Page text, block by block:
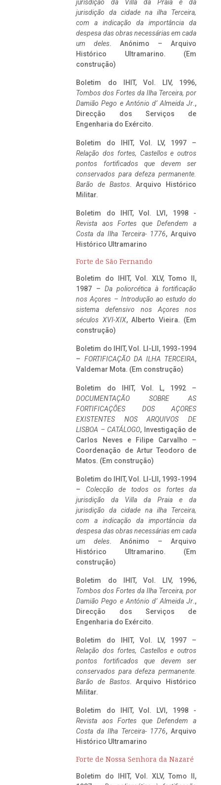
jurisdição da Villa da Praia e da
jurisdição da cidade na ilha Terceira,
com a indicação da importância da
despesa das obras necessárias em cada
um deles. Anónimo – Arquivo
Histórico Ultramarino. (Em
construção)
Boletim do IHIT, Vol. LIV, 1996,
Tombos dos Fortes da Ilha Terceira, por
Damião Pego e António d’ Almeida Jr.,
Direcção dos Serviços de
Engenharia do Exército.
Boletim do IHIT, Vol. LV, 1997 –
Relação dos fortes, Castellos e outros
pontos fortificados que devem ser
conservados para defeza permanente.
Barão de Bastos. Arquivo Histórico
Militar.
Boletim do IHIT, Vol. LVI, 1998 -
Revista aos Fortes que Defendem a
Costa da Ilha Terceira- 1776, Arquivo
Histórico Ultramarino
Forte de São Fernando
Boletim do IHIT, Vol. XLV, Tomo II,
1987 – Da poliorcética à fortificação
nos Açores – Introdução ao estudo do
sistema defensivo nos Açores nos
séculos XVI-XIX, Alberto Vieira. (Em
construção)
Boletim do IHIT, Vol. LI-LII, 1993-1994
– FORTIFICAÇÃO DA ILHA TERCEIRA,
Valdemar Mota. (Em construção)
Boletim do IHIT, Vol. L, 1992 –
DOCUMENTAÇÃO SOBRE AS
FORTIFICAÇÕES DOS AÇORES
EXISTENTES NOS ARQUIVOS DE
LISBOA – CATÁLOGO, Investigação de
Carlos Neves e Filipe Carvalho –
Coordenação de Artur Teodoro de
Matos. (Em construção)
Boletim do IHIT, Vol. LI-LII, 1993-1994
– Colecção de todos os fortes da
jurisdição da Villa da Praia e da
jurisdição da cidade na ilha Terceira,
com a indicação da importância da
despesa das obras necessárias em cada
um deles. Anónimo – Arquivo
Histórico Ultramarino. (Em
construção)
Boletim do IHIT, Vol. LIV, 1996,
Tombos dos Fortes da Ilha Terceira, por
Damião Pego e António d’ Almeida Jr.,
Direcção dos Serviços de
Engenharia do Exército.
Boletim do IHIT, Vol. LV, 1997 –
Relação dos fortes, Castellos e outros
pontos fortificados que devem ser
conservados para defeza permanente.
Barão de Bastos. Arquivo Histórico
Militar.
Boletim do IHIT, Vol. LVI, 1998 -
Revista aos Fortes que Defendem a
Costa da Ilha Terceira- 1776, Arquivo
Histórico Ultramarino
Forte de Nossa Senhora da Nazaré
Boletim do IHIT, Vol. XLV, Tomo II,